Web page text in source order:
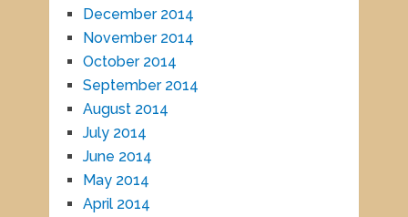
December 2014
November 2014
October 2014
September 2014
August 2014
July 2014
June 2014
May 2014
April 2014